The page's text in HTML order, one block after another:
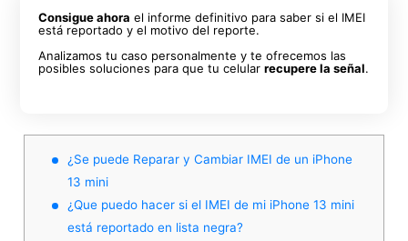
Consigue ahora el informe definitivo para saber si el IMEI
está reportado y el motivo del reporte.
Analizamos tu caso personalmente y te ofrecemos las
posibles soluciones para que tu celularrecupere la señal.
¿Se puede Reparar y Cambiar IMEI de un iPhone
13 mini
¿Que puedo hacer si el IMEI de mi iPhone 13 mini
está reportado en lista negra?